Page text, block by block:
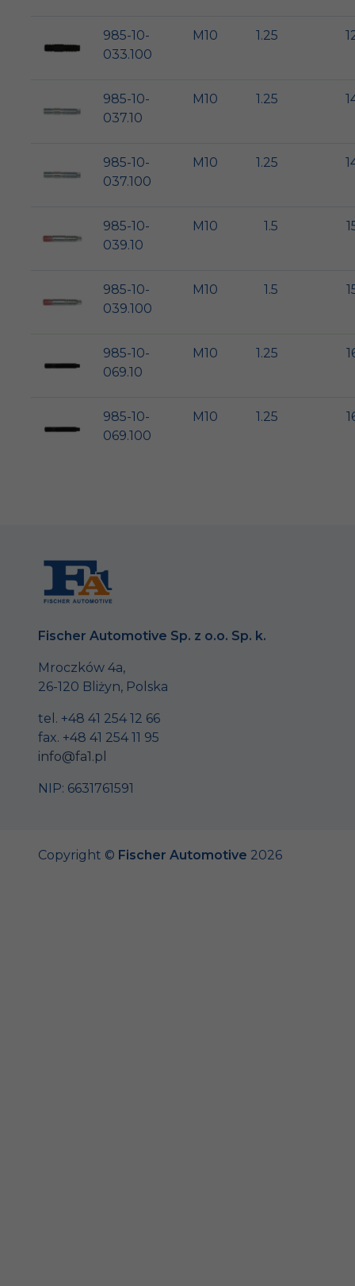
985-10-
033.100
M10 1.25
985-10-
037.10
M10 1.25
985-10-
037.100
M10 1.25
985-10-
039.10
M10 1.5
985-10-
039.100
M10 1.5
985-10-
069.10
M10 1.25
985-10-
069.100
M10 1.25
Fischer Automotive Sp. z o.o. Sp. k.
Mroczków 4a,
26-120 Bliżyn, Polska
tel. +48 41 254 12 66
fax. +48 41 254 11 95
info@fa1.pl
NIP: 6631761591
Copyright © Fischer Automotive 2026